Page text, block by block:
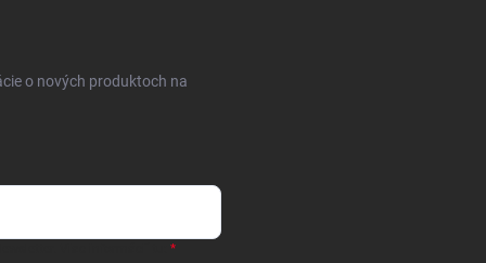
o nových produktoch na